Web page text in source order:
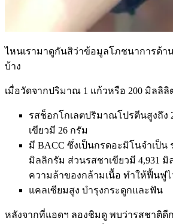
ไหนเรามาดูกันสิว่าข้อมูลโภชนาการด้า
บ้าง
เมื่อวัดจากปริมาณ 1 แก้วหรือ 200 มิลลิลิ
รสช็อกโกเลตปริมาณโปรตีนสูงถึง
เขียวมี 26 กรัม
มี BACC ซึ่งเป็นกรดอะมิโนจำเป็น
มิลลิกรัม ส่วนรสชาเขียวมี 4,931
ความล้าของกล้ามเนื้อ ทำให้ฟื้นฟูไ
แคลเซียมสูง บำรุงกระดูกและฟัน
หลังจากที่แอดฯ ลองชิมดู พบว่ารสชาติดี